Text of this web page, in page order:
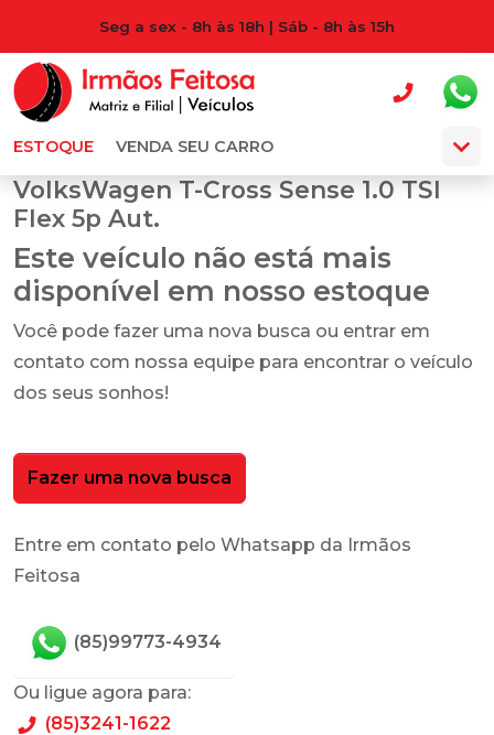
Seg a sex - 8h às 18h | Sáb - 8h às 15h
ESTOQUE VENDA SEU CARRO
VolksWagen T-Cross Sense 1.0 TSI
Flex 5p Aut.
Este veículo não está mais
disponível em nosso estoque
Você pode fazer uma nova busca ou entrar em
contato com nossa equipe para encontrar o veículo
dos seus sonhos!
Fazer uma nova busca
Entre em contato pelo Whatsapp da Irmãos
Feitosa
(85)99773-4934
Ou ligue agora para:
(85)3241-1622